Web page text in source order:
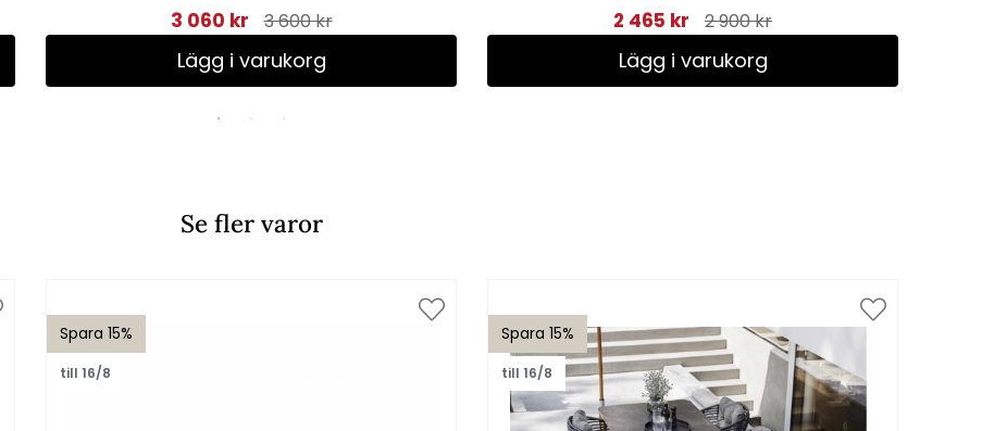
3 060 kr 3 600 kr
Lägg i varukorg
2 465 kr 2 900 kr
Lägg i varukorg
Se fler varor
Spara 15%
till 16/8
Spara 15%
till 16/8